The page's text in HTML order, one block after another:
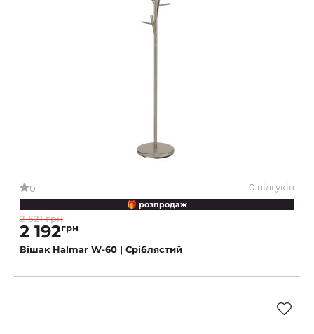
0 0 відгуків
🎁 розпродаж
2 521 грн
2 192грн
Вішак Halmar W-60 | Сріблястий